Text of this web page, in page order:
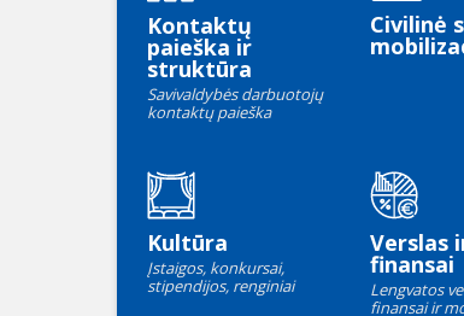
Kontaktų
paieška ir
struktūra
Savivaldybės darbuotojų
kontaktų paieška
Civilinė
Kultūra
Įstaigos, konkursai,
stipendijos, renginiai
Verslas
finansai
Lengvatos
finansai ir